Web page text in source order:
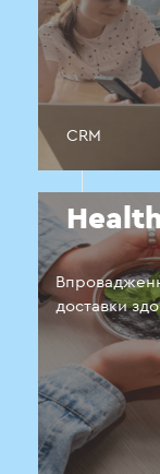
CRM
доставки